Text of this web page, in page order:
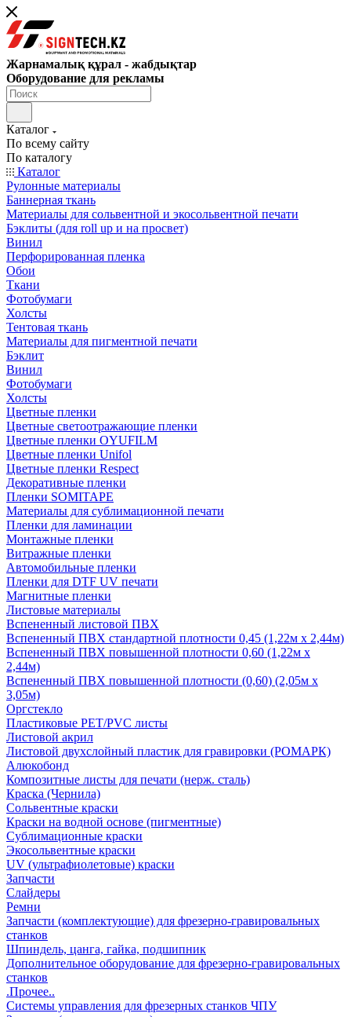
Жарнамалық құрал - жабдықтар
Оборудование для рекламы
Каталог
По всему сайту
По каталогу
Каталог
Рулонные материалы
Баннерная ткань
Материалы для сольвентной и экосольвентной печати
Бэклиты (для roll up и на просвет)
Винил
Перфорированная пленка
Обои
Ткани
Фотобумаги
Холсты
Тентовая ткань
Материалы для пигментной печати
Бэклит
Винил
Фотобумаги
Холсты
Цветные пленки
Цветные светоотражающие пленки
Цветные пленки OYUFILM
Цветные пленки Unifol
Цветные пленки Respect
Декоративные пленки
Пленки SOMITAPE
Материалы для сублимационной печати
Пленки для ламинации
Монтажные пленки
Витражные пленки
Автомобильные пленки
Пленки для DTF UV печати
Магнитные пленки
Листовые материалы
Вспененный листовой ПВХ
Вспененный ПВХ стандартной плотности 0,45 (1,22м х 2,44м)
Вспененный ПВХ повышенной плотности 0,60 (1,22м х
2,44м)
Вспененный ПВХ повышенной плотности (0,60) (2,05м х
3,05м)
Оргстекло
Пластиковые PET/PVC листы
Листовой акрил
Листовой двухслойный пластик для гравировки (РОМАРК)
Алюкобонд
Композитные листы для печати (нерж. сталь)
Краска (Чернила)
Сольвентные краски
Краски на водной основе (пигментные)
Сублимационные краски
Экосольвентные краски
UV (ультрафиолетовые) краски
Запчасти
Слайдеры
Ремни
Запчасти (комплектующие) для фрезерно-гравировальных
станков
Шпиндель, цанга, гайка, подшипник
Дополнительное оборудование для фрезерно-гравировальных
станков
.Прочее..
Системы управления для фрезерных станков ЧПУ